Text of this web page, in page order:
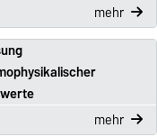
mehr
mehr